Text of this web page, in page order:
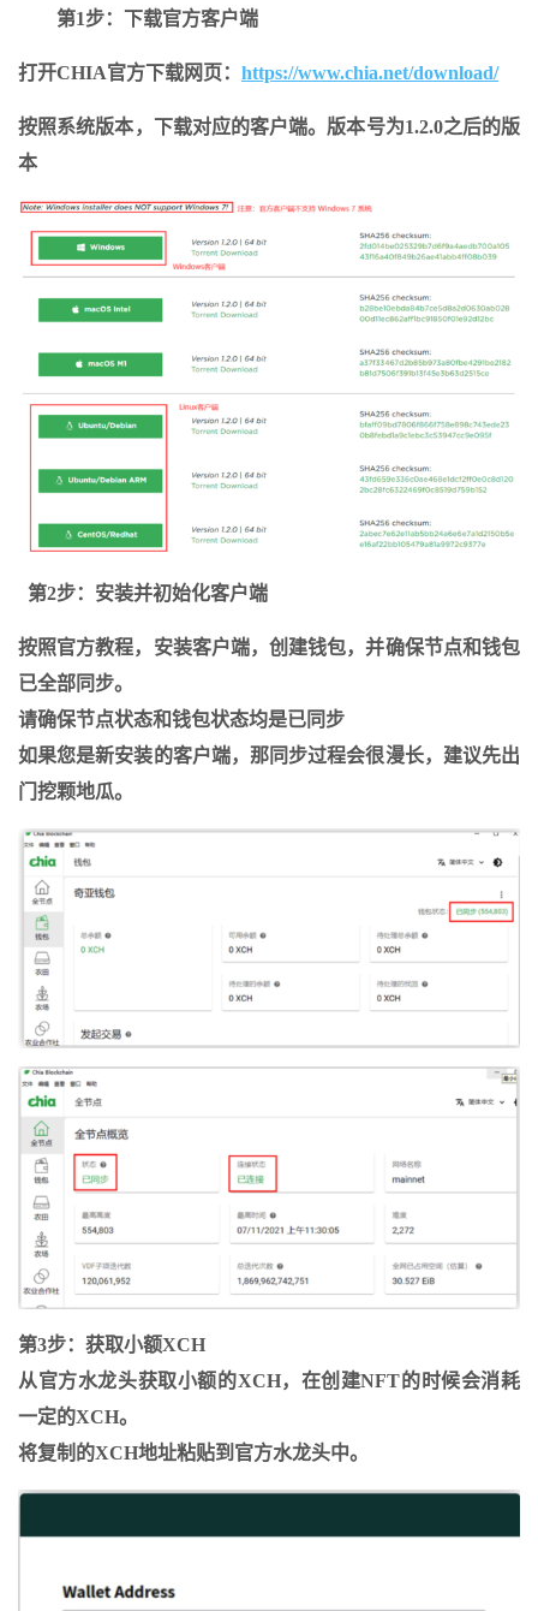
第1步：下载官方客户端
打开CHIA官方下载网页： https://www.chia.net/download/
按照系统版本，下载对应的客户端。版本号为1.2.0之后的版
本
第2步：安装并初始化客户端
按照官方教程，安装客户端，创建钱包，并确保节点和钱包
已全部同步。
请确保节点状态和钱包状态均是已同步
如果您是新安装的客户端，那同步过程会很漫长，建议先出
门挖颗地瓜。
第3步：获取小额XCH
从官方水龙头获取小额的XCH，在创建NFT的时候会消耗
一定的XCH。
将复制的XCH地址粘贴到官方水龙头中。